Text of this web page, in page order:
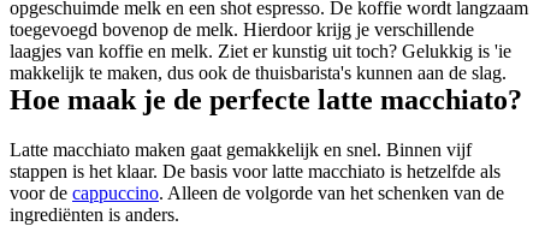
opgeschuimde melk en een shot espresso. De koffie wordt langzaam
toegevoegd bovenop de melk. Hierdoor krijg je verschillende
laagjes van koffie en melk. Ziet er kunstig uit toch? Gelukkig is 'ie
makkelijk te maken, dus ook de thuisbarista's kunnen aan de slag.
Hoe maak je de perfecte latte macchiato?
Latte macchiato maken gaat gemakkelijk en snel. Binnen vijf
stappen is het klaar. De basis voor latte macchiato is hetzelfde als
voor de cappuccino. Alleen de volgorde van het schenken van de
ingrediënten is anders.